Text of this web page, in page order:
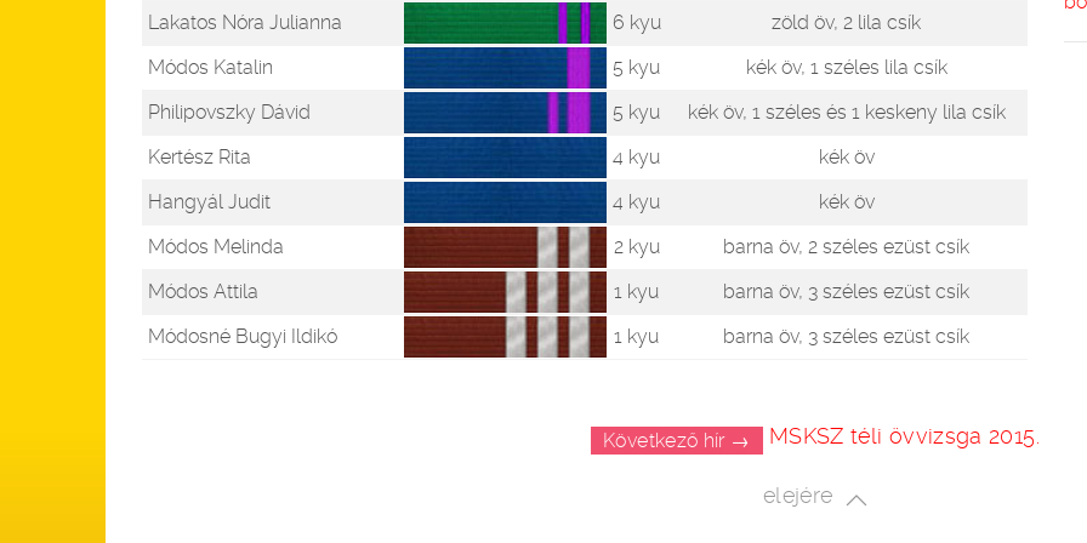
Lakatos Nóra Julianna
6 kyu
zöld öv, 2 lila csík
Módos Katalin
5 kyu
kék öv, 1 széles lila csík
Philipovszky Dávid
5 kyu
kék öv, 1 széles és 1 keskeny lila csík
Kertész Rita
4 kyu
kék öv
Hangyál Judit
4 kyu
kék öv
Módos Melinda
2 kyu
barna öv, 2 széles ezüst csík
Módos Attila
1 kyu
barna öv, 3 széles ezüst csík
Módosné Bugyi Ildikó
1 kyu barna öv, 3 széles ezüst csík
Következő hír → MSKSZ téli övvizsga 2015.
elejére